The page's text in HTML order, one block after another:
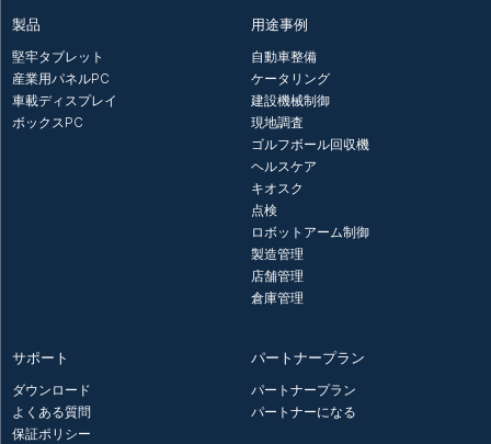
製品
堅牢タブレット
産業用パネルPC
車載ディスプレイ
ボックスPC
用途事例
自動車整備
ケータリング
建設機械制御
現地調査
ゴルフボール回収機
ヘルスケア
キオスク
点検
ロボットアーム制御
製造管理
店舗管理
倉庫管理
サポート
ダウンロード
よくある質問
保証ポリシー
パートナープラン
パートナープラン
パートナーになる